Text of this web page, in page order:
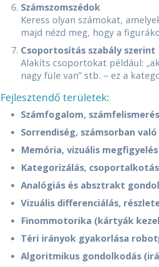
Számszomszédok
Keress olyan számokat,
majd nézd meg, hogy a
Csoportosítás szabály szerint
Alakíts csoportokat például:
nagy füle van” stb. – ez a
Fejlesztendő területek:
Számfogalom,
Sorrendiség, számsorban
Memória, vizuális megfigyelés
Kategorizálás,
Analógiás és absztrakt
Vizuális differenciálás,
Finommotorika (kártyák
Téri irányok gyakorlása
Algoritmikus gondolkodás